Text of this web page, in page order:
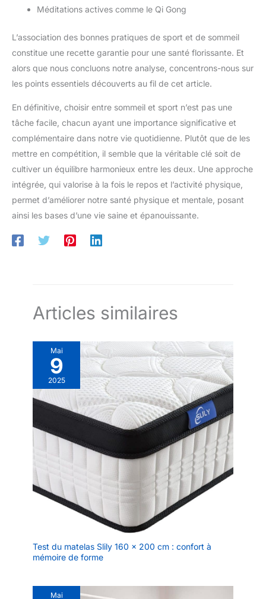
Méditations actives comme le Qi Gong
L’association des bonnes pratiques de sport et de sommeil
constitue une recette garantie pour une santé florissante. Et
alors que nous concluons notre analyse, concentrons-nous sur
les points essentiels découverts au fil de cet article.
En définitive, choisir entre sommeil et sport n’est pas une
tâche facile, chacun ayant une importance significative et
complémentaire dans notre vie quotidienne. Plutôt que de les
mettre en compétition, il semble que la véritable clé soit de
cultiver un équilibre harmonieux entre les deux. Une approche
intégrée, qui valorise à la fois le repos et l’activité physique,
permet d’améliorer notre santé physique et mentale, posant
ainsi les bases d’une vie saine et épanouissante.
Articles similaires
Mai
9
2025
Test du matelas Slily 160 x 200 cm : confort à
mémoire de forme
Mai